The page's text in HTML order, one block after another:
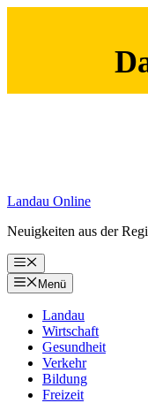
Landau Online
Neuigkeiten aus der
Menü
Menü
Landau
Wirtschaft
Gesundheit
Verkehr
Bildung
Freizeit